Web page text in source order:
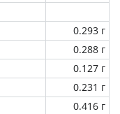
0.293 г
0.288 г
0.127 г
0.231 г
0.416 г